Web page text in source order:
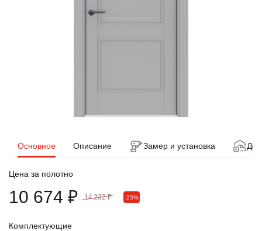
Основное Описание Замер и установка
Комплектующие
Цена за полотно
10 674 ₽ 14 232 ₽ -25%